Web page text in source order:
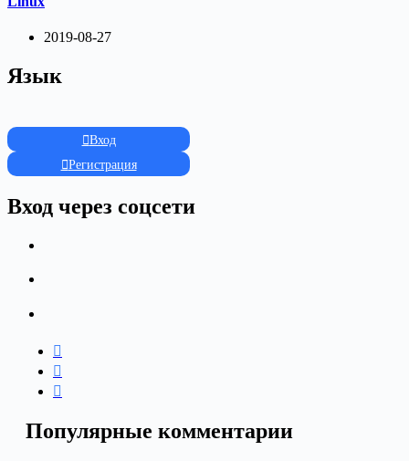
2019-08-27
Язык
Вход
Регистрация
Вход через соцсети
Популярные комментарии